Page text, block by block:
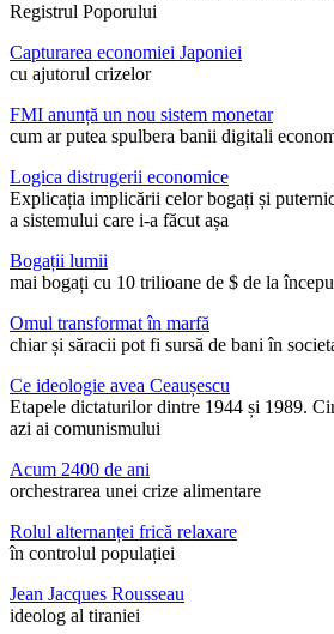
Registrul Poporului
Capturarea economiei Japoniei
cu ajutorul crizelor
FMI anunță un nou sistem monetar
cum ar putea spulbera banii digitali
Logica distrugerii economice
Explicația implicării celor bogați și
a sistemului care i-a făcut așa
Bogații lumii
mai bogați cu 10 trilioane de $ de la
Omul transformat în marfă
chiar și săracii pot fi sursă de bani în
Ce ideologie avea Ceaușescu
Etapele dictaturilor dintre 1944 și 1989.
azi ai comunismului
Acum 2400 de ani
orchestrarea unei crize alimentare
Rolul alternanței frică relaxare
în controlul populației
Jean Jacques Rousseau
ideolog al tiraniei